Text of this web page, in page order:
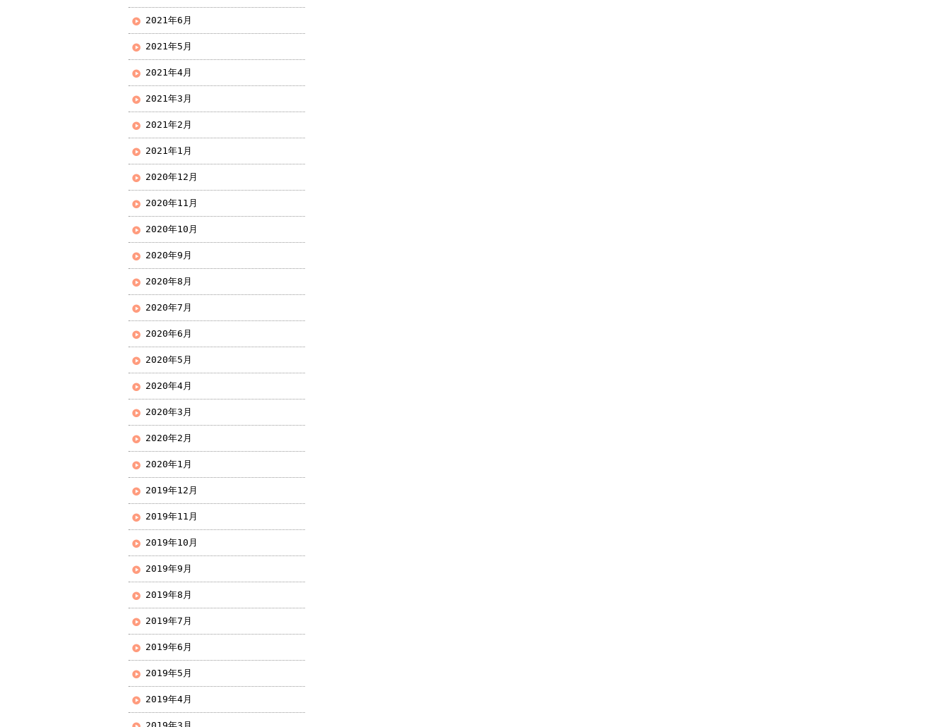
2021年6月
2021年5月
2021年4月
2021年3月
2021年2月
2021年1月
2020年12月
2020年11月
2020年10月
2020年9月
2020年8月
2020年7月
2020年6月
2020年5月
2020年4月
2020年3月
2020年2月
2020年1月
2019年12月
2019年11月
2019年10月
2019年9月
2019年8月
2019年7月
2019年6月
2019年5月
2019年4月